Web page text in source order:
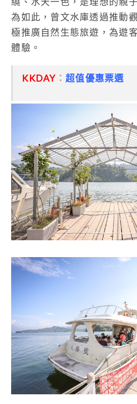
為如此，曾文水庫透過推動
極推廣自然生態旅遊，為遊
體驗。
KKDAY： 超值優惠票選